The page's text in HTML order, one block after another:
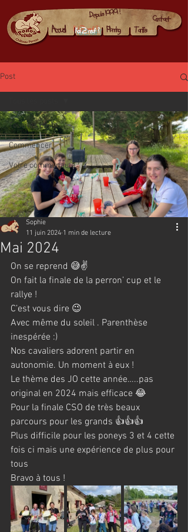
Koi 2 neuf ? Planning
Accueil
Contact
Depuis 1999 !
Tarifs
Post
Tous les posts
Commencer
Votre communauté
Mai 2024
Sophie
11 juin 2024 1 min de lecture
On se reprend 😅✌️
On fait la finale de la perron’ cup et le
rallye !
C’est vous dire 😉
Avec même du soleil . Parenthèse
inespérée :)
Nos cavaliers adorent partir en
autonomie. Un moment à eux !
Le thème des JO cette année…..pas
original en 2024 mais efficace 😂
Pour la finale CSO de très beaux
parcours pour les grands 👍👍👍
Plus difficile pour les poneys 3 et 4 cette
fois ci mais une expérience de plus pour
tous
Bravo à tous !